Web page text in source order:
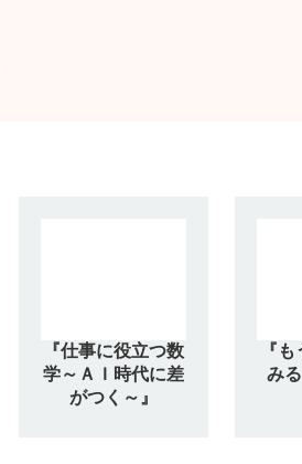
『仕事に役立つ数
学～ＡＩ時代に差
がつく～』
『
み